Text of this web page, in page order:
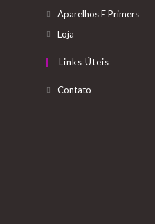
Aparelhos E Primers
Loja
Links Úteis
ContatoOpens